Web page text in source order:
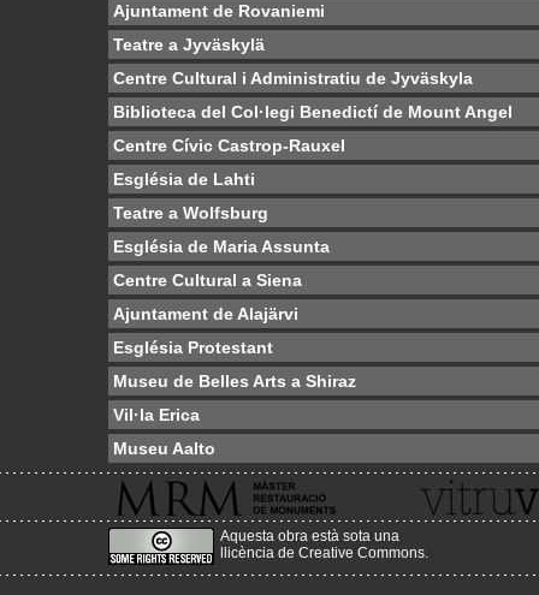
Ajuntament de Rovaniemi
Teatre a Jyväskylä
Centre Cultural i Administratiu de Jyväskyla
Biblioteca del Col·legi Benedictí de Mount Angel
Centre Cívic Castrop-Rauxel
Església de Lahti
Teatre a Wolfsburg
Església de Maria Assunta
Centre Cultural a Siena
Ajuntament de Alajärvi
Església Protestant
Museu de Belles Arts a Shiraz
Vil·la Erica
Museu Aalto
Aquesta obra està sota una
llicència de Creative Commons.